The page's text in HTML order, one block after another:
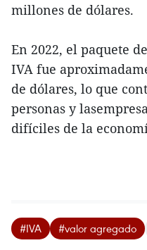
millones de dólares.
En 2022, el paquete
IVA fue
de dólares, lo que
personas y
difíciles de la
#IVA #valor agregado